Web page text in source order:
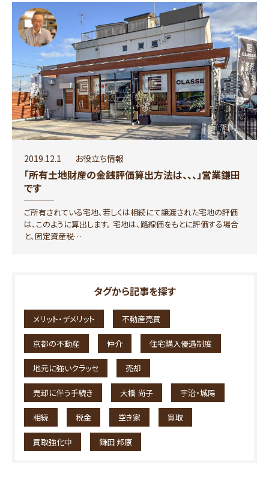
2019.12.1 お役立ち情報
「所有土地財産の金銭評価算出方法は、、、」営業鎌田
です
ご所有されている宅地、若しくは相続にて譲渡された宅地の評価
は、このように算出します。 宅地は、路線価をもとに評価する場合
と、固定資産税…
タグから記事を探す
メリット・デメリット 不動産売買
京都の不動産 仲介 住宅購入優遇制度
地元に強いクラッセ 売却
売却に伴う手続き 大橋 尚子 宇治・城陽
相続 税金 空き家 買取
買取強化中 鎌田 邦康